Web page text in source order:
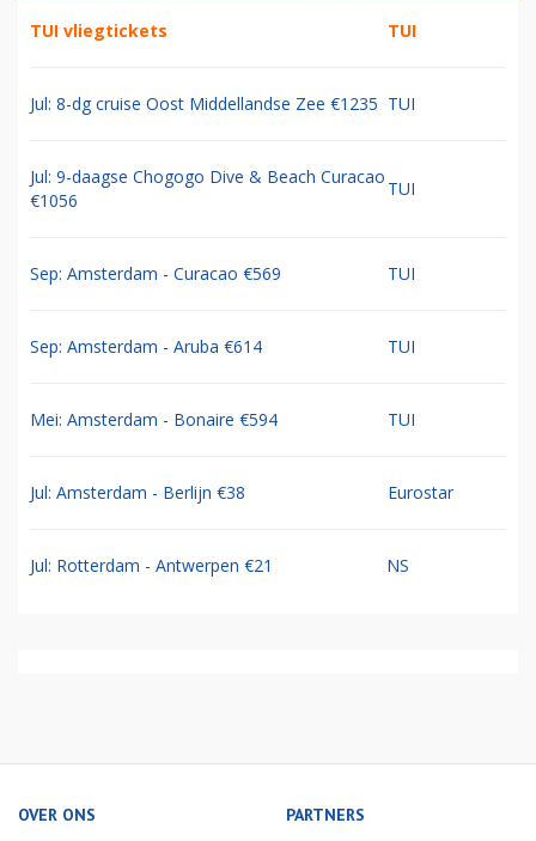
TUI vliegtickets TUI
Jul: 8-dg cruise Oost Middellandse Zee €1235 TUI
Jul: 9-daagse Chogogo Dive & Beach Curacao
€1056
TUI
Sep: Amsterdam - Curacao €569 TUI
Sep: Amsterdam - Aruba €614 TUI
Mei: Amsterdam - Bonaire €594 TUI
Jul: Amsterdam - Berlijn €38 Eurostar
Jul: Rotterdam - Antwerpen €21 NS
OVER ONS PARTNERS